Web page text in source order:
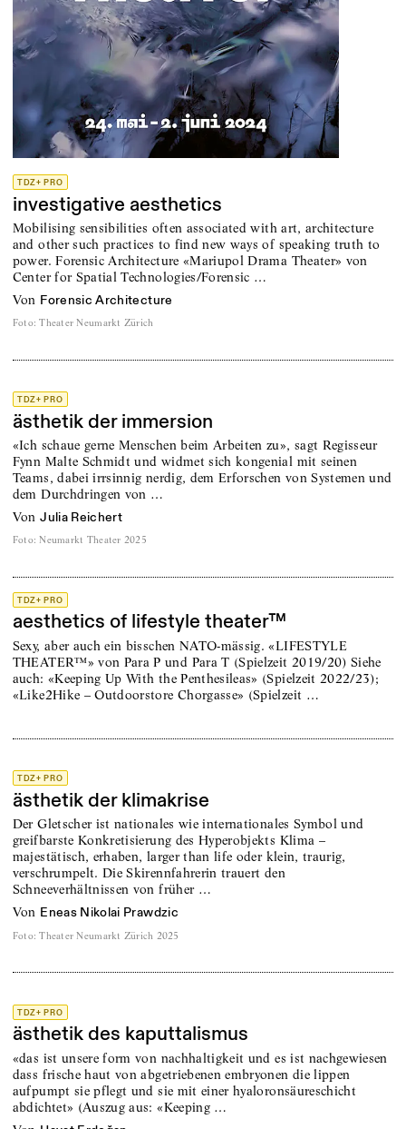
TDZ+ PRO
investigative aesthetics
Mobilising sensibilities often associated with art, architecture
and other such practices to find new ways of speaking truth to
power. ­Forensic ­Architecture «Mariupol Drama Theater» von
Center for Spatial Technologies/Forensic …
von Forensic Architecture
Foto: Theater Neumarkt Zürich
TDZ+ PRO
ästhetik der immersion
«Ich schaue gerne Menschen beim Arbeiten zu», sagt Regisseur
Fynn Malte Schmidt und widmet sich kongenial mit seinen
Teams, dabei irrsinnig nerdig, dem Erforschen von Systemen und
dem Durchdringen von …
von Julia Reichert
Foto: Neumarkt Theater 2025
TDZ+ PRO
aesthetics of lifestyle theater™
Sexy, aber auch ein bisschen NATO-mässig. «LIFESTYLE
THEATER™» von Para P und Para T (Spielzeit 2019/20) Siehe
auch: «Keeping Up With the Penthesileas» (Spielzeit 2022/23);
«Like2Hike – Outdoorstore Chorgasse» (Spielzeit …
TDZ+ PRO
ästhetik der klimakrise
Der Gletscher ist nationales wie internationales Symbol und
greifbarste Konkretisierung des Hyperobjekts Klima –
majestätisch, erhaben, larger than life oder klein, traurig,
verschrumpelt. Die Skirennfahrerin trauert den
Schneeverhältnissen von früher …
von Eneas Nikolai Prawdzic
Foto: Theater Neumarkt Zürich 2025
TDZ+ PRO
ästhetik des kaputtalismus
«das ist unsere form von nachhaltigkeit und es ist nachgewiesen
dass frische haut von abgetriebenen embryonen die lippen
aufpumpt sie pflegt und sie mit einer hyaloronsäureschicht
abdichtet» (Auszug aus: «Keeping …